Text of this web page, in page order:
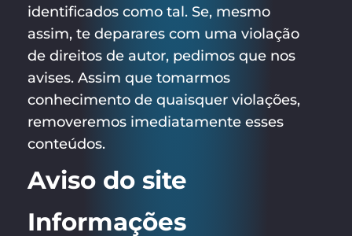
identificados como tal. Se, mesmo
assim, te deparares com uma violação
de direitos de autor, pedimos que nos
avises. Assim que tomarmos
conhecimento de quaisquer violações,
removeremos imediatamente esses
conteúdos.
Aviso do site
Informações